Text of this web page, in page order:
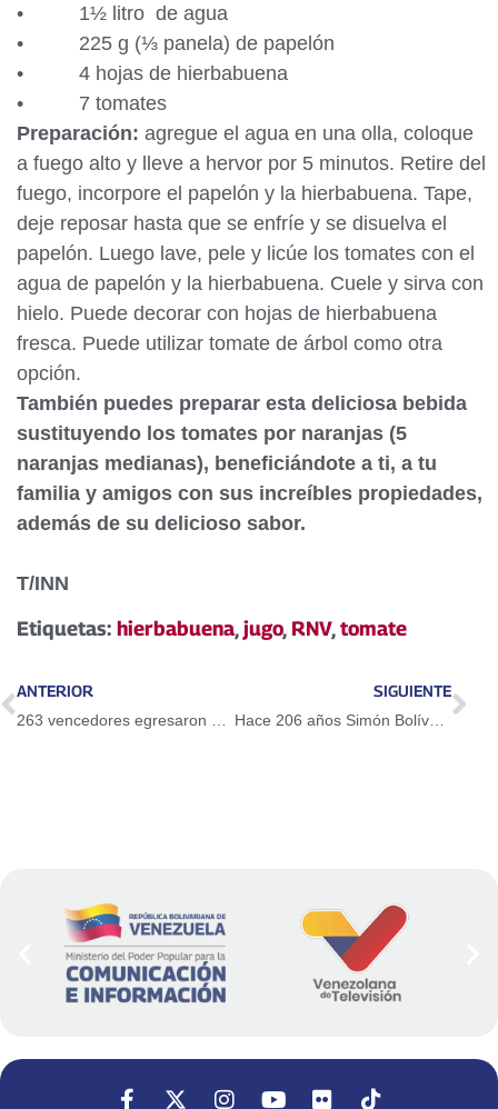
• 1½ litro de agua
• 225 g (⅓ panela) de papelón
• 4 hojas de hierbabuena
• 7 tomates
Preparación: agregue el agua en una olla, coloque
a fuego alto y lleve a hervor por 5 minutos. Retire del
fuego, incorpore el papelón y la hierbabuena. Tape,
deje reposar hasta que se enfríe y se disuelva el
papelón. Luego lave, pele y licúe los tomates con el
agua de papelón y la hierbabuena. Cuele y sirva con
hielo. Puede decorar con hojas de hierbabuena
fresca. Puede utilizar tomate de árbol como otra
opción.
También puedes preparar esta deliciosa bebida
sustituyendo los tomates por naranjas (5
naranjas medianas), beneficiándote a ti, a tu
familia y amigos con sus increíbles propiedades,
además de su delicioso sabor.
T/INN
Etiquetas: hierbabuena,jugo, RNV,tomate
ANTERIOR
263 vencedores egresaron de Misión Ribas en Barinas
SIGUIENTE
Hace 206 años Simón Bolívar emprendió la Campaña Admirable